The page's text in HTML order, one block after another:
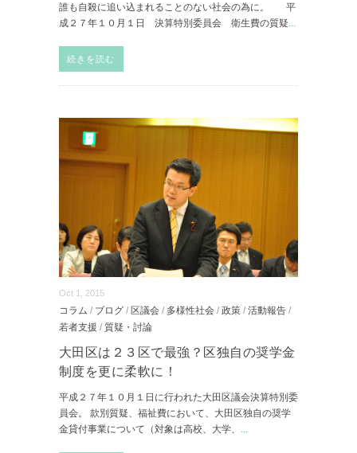
誰も自殺に追い込まれることのない社会の為に。 平
成２７年１０月１日 決算特別委員会 衛生費の質疑
続きを読む
Oct 1, 2015
コラム / ブログ / 区議会 / 多様性社会 / 政策 / 活動報告 /
若者支援 / 質疑・討論
大田区は２３区で最強？区独自の奨学金
制度を更に柔軟に！
平成２７年１０月１日に行われた大田区議会決算特別委
員会。 款別質疑、福祉費において、大田区独自の奨学
金貸付事業について（対象は高校、大学、